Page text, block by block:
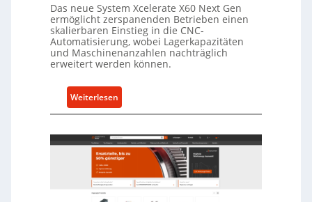
Das neue System Xcelerate X60 Next Gen
ermöglicht zerspanenden Betrieben einen
skalierbaren Einstieg in die CNC-
Automatisierung, wobei Lagerkapazitäten
und Maschinenanzahlen nachträglich
erweitert werden können.
Weiterlesen
C
l
l